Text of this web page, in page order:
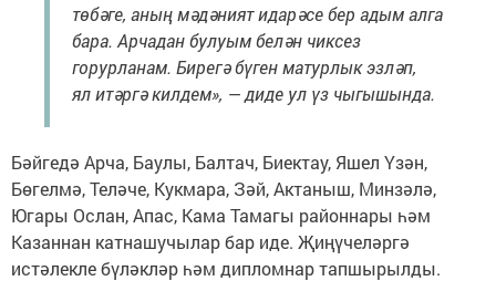
төбәге, аның мәдәният идарәсе бер адым алга
бара. Арчадан булуым белән чиксез
горурланам. Бирегә бүген матурлык эзләп,
ял итәргә килдем», — диде ул үз чыгышында.
Бәйгедә Арча, Баулы, Балтач, Биектау, Яшел Үзән,
Бөгелмә, Теләче, Кукмара, Зәй, Актаныш, Минзәлә,
Югары Ослан, Апас, Кама Тамагы районнары һәм
Казаннан катнашучылар бар иде. Җиңүчеләргә
истәлекле бүләкләр һәм дипломнар тапшырылды.